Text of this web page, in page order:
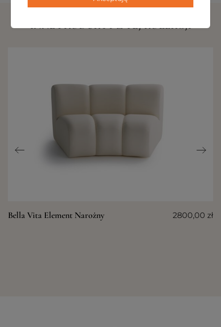
INNE PRODUKTY Z TEJ KOLEKCJI
Bella Vita Element Narożny 2800,00 zł